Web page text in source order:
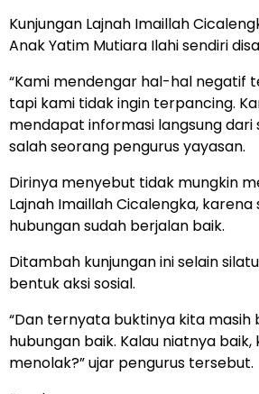
Kunjungan Lajnah Imaillah
Anak Yatim Mutiara Ilahi sendiri
“Kami mendengar hal-hal negatif
tapi kami tidak ingin terpancing.
mendapat informasi langsung dari
salah seorang pengurus yayasan.
Dirinya menyebut tidak mungkin
Lajnah Imaillah Cicalengka, karena
hubungan sudah berjalan baik.
Ditambah kunjungan ini selain
bentuk aksi sosial.
“Dan ternyata buktinya kita masih
hubungan baik. Kalau niatnya
menolak?” ujar pengurus tersebut.